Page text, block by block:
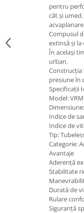
Cauciuc tubeless cu
Trotinete electrice
Biciclete Electrice
Anvelope moto
Camere moto
Anvelope ATV
Cauciucuri bicicleta
Anvelope și Camere
https://
pentru
cât și
Compusul
extinsă și la
În același
urban.
Construcția
presiune în
Specificații
Model:
Indice de
Indice de
Tip:
Categorie:
Avantaje
Aderență
Stabilitate
Durată de
Rulare
Siguranță